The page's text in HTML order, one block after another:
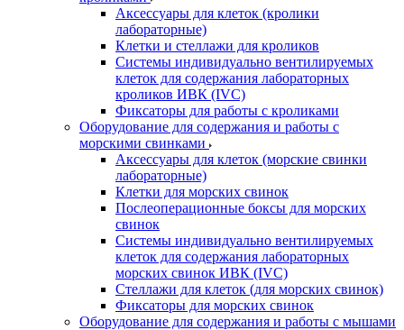
Аксессуары для клеток (кролики
лабораторные)
Клетки и стеллажи для кроликов
Системы индивидуально вентилируемых
клеток для содержания лабораторных
кроликов ИВК (IVC)
Фиксаторы для работы с кроликами
Оборудование для содержания и работы с
морскими свинками
Аксессуары для клеток (морские свинки
лабораторные)
Клетки для морских свинок
Послеоперационные боксы для морских
свинок
Системы индивидуально вентилируемых
клеток для содержания лабораторных
морских свинок ИВК (IVC)
Стеллажи для клеток (для морских свинок)
Фиксаторы для морских свинок
Оборудование для содержания и работы с мышами